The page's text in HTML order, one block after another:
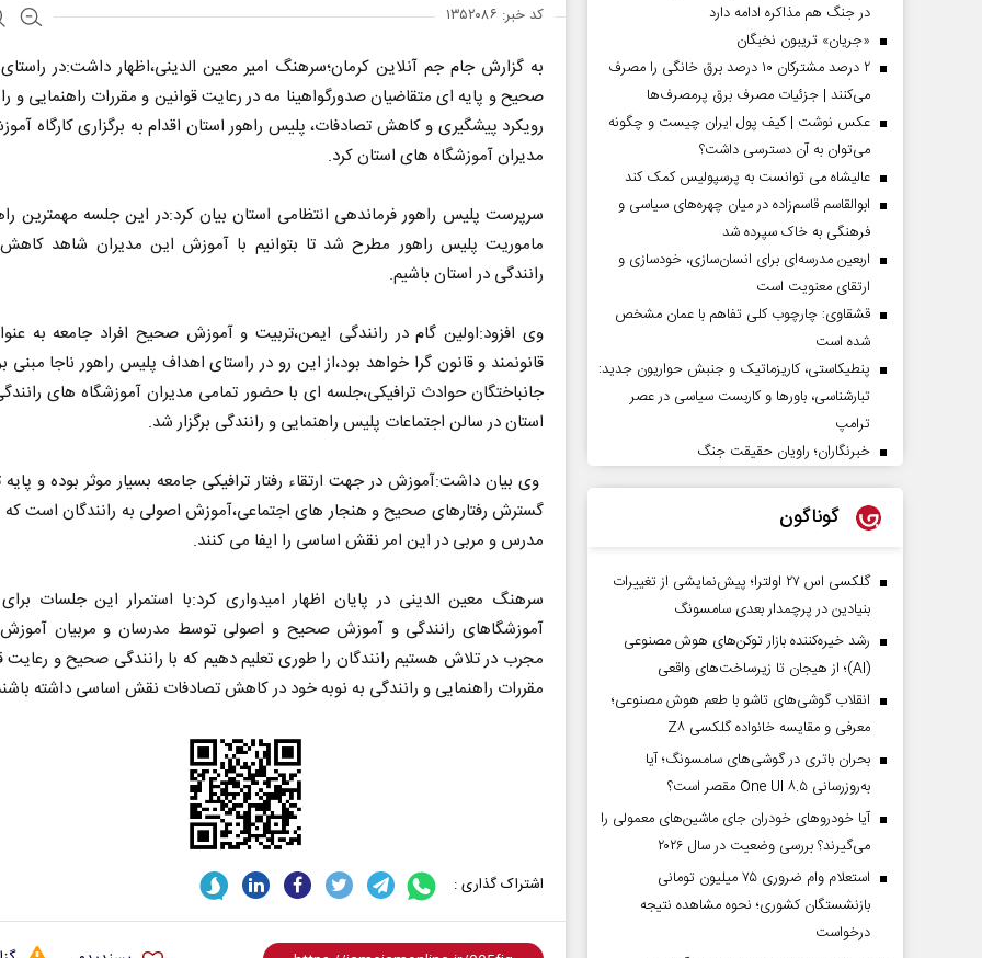
کد خبر: ۱۳۵۲۰۸۶
به گزارش جام جم آنلاین کرمان؛سرهنگ امیر معین الدینی،اظهار داشت:در
صحیح و پایه ای متقاضیان صدورگواهینا مه در رعایت قوانین و مقررات راهنمایی و
رویکرد پیشگیری و کاهش تصادفات، پلیس راهور استان اقدام به برگزاری کارگاه
مدیران آموزشگاه های استان کرد.
سرپرست پلیس راهور فرماندهی انتظامی استان بيان كرد:در اين جلسه مهمترين
ماموريت پليس راهور مطرح شد تا بتوانيم با آموزش اين مديران شاهد
رانندگی در استان باشيم.
وی افزود:اولين گام در رانندگی ايمن،تربيت و آموزش صحيح افراد جامعه به
قانونمند و قانون گرا خواهد بود،از این رو در راستای اهداف پليس راهور ناجا
جانباختگان حوادث ترافيکی،جلسه ای با حضور تمامی مديران آموزشگاه های
استان در سالن اجتماعات پلیس راهنمایی و رانندگی برگزار شد.
وی بیان داشت:آموزش در جهت ارتقاء رفتار ترافیکی جامعه بسیار موثر بوده و
گسترش رفتارهای صحیح و هنجار های اجتماعی،آموزش اصولی به رانندگان است
مدرس و مربی در این امر نقش اساسی را ایفا می کنند.
سرهنگ معین الدینی در پایان اظهار امیدواری کرد:با استمرار این جلسات
آموزشگاهای رانندگی و آموزش صحیح و اصولی توسط مدرسان و مربیان
مجرب در تلاش هستیم رانندگان را طوری تعلیم دهیم که با رانندگی صحیح و رعایت
مقررات راهنمایی و رانندگی به نوبه خود در کاهش تصادفات نقش اساسی داشته
اشتراک گذاری :
در جنگ هم مذاکره ادامه دارد
«جریان» تریبون نخبگان
۲ درصد مشترکان ۱۰ درصد برق خانگی را مصرف
می‌کنند | جزئیات مصرف برق پرمصرف‌ها
عکس نوشت | کیف پول ایران چیست و چگونه
می‌توان به آن دسترسی داشت؟
عالیشاه می توانست به پرسپولیس کمک کند
ابوالقاسم قاسم‌زاده در میان چهره‌های سیاسی و
فرهنگی به خاک سپرده شد
اربعین مدرسه‌ای برای انسان‌سازی، خودسازی و
ارتقای معنویت است
قشقاوی: چارچوب کلی تفاهم با عمان مشخص
شده است
پنطیکاستی، کاریزماتیک و جنبش حواریون جدید:
تبارشناسی، باور‌ها و کاربست سیاسی در عصر
ترامپ
خبرنگاران؛ راویان حقیقت جنگ
گوناگون
گلکسی اس ۲۷ اولترا؛ پیش‌نمایشی از تغییرات
بنیادین در پرچمدار بعدی سامسونگ
رشد خیره‌کننده بازار توکن‌های هوش مصنوعی
(AI)؛ از هیجان تا زیرساخت‌های واقعی
انقلاب گوشی‌های تاشو‌ با طعم هوش مصنوعی؛
معرفی و مقایسه خانواده گلکسی Z۸
بحران باتری در گوشی‌های سامسونگ؛ آیا
به‌روزرسانی One UI ۸.۵ مقصر است؟
آیا خودروهای خودران جای ماشین‌های معمولی را
می‌گیرند؟ بررسی وضعیت در سال ۲۰۲۶
استعلام وام ضروری ۷۵ میلیون تومانی
بازنشستگان کشوری؛ نحوه مشاهده نتیجه
درخواست